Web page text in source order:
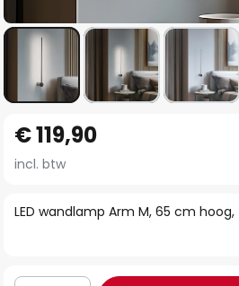
naar
het
van
gallerij
LED wandlamp Arm M, 65 cm
€ 119,90
incl. btw